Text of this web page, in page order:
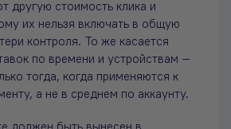
другую стоимость клика и
их нельзя включать в общую
контроля. То же касается
по времени и устройствам —
тогда, когда применяются к
а не в среднем по аккаунту.